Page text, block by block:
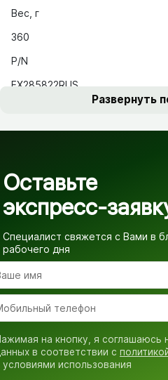
Вес, г
360
P/N
EX285822RUS
Развернуть
Оставьте
экспресс-
Специалист свяжется с Вами в
рабочего дня
на кнопку, я соглашаюсь
в соответствии с
условиями использования